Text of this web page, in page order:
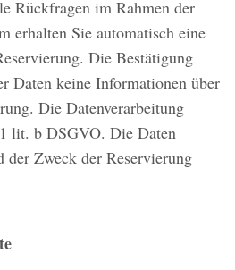
Rückfragen im Rahmen der
erhalten Sie automatisch eine
Die Bestätigung
Daten keine Informationen über
Die Datenverarbeitung
lit. b DSGVO. Die Daten
der Zweck der Reservierung